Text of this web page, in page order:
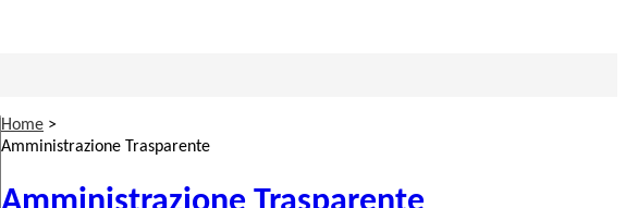
Home >
Amministrazione Trasparente